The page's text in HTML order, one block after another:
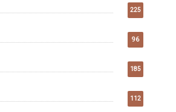
225
96
185
112